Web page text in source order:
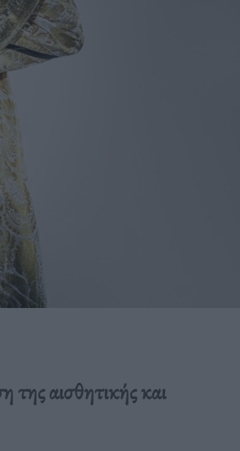
της αισθητικής και